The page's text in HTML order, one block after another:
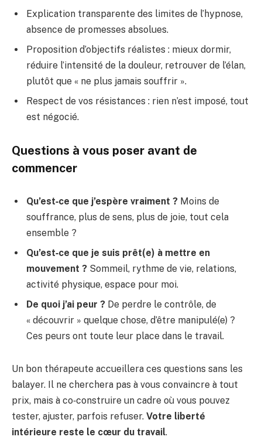
Explication transparente des limites de l’hypnose,
absence de promesses absolues.
Proposition d’objectifs réalistes : mieux dormir,
réduire l’intensité de la douleur, retrouver de l’élan,
plutôt que « ne plus jamais souffrir ».
Respect de vos résistances : rien n’est imposé, tout
est négocié.
Questions à vous poser avant de
commencer
Qu’est‑ce que j’espère vraiment ? Moins de
souffrance, plus de sens, plus de joie, tout cela
ensemble ?
Qu’est‑ce que je suis prêt(e) à mettre en
mouvement ? Sommeil, rythme de vie, relations,
activité physique, espace pour moi.
De quoi j’ai peur ? De perdre le contrôle, de
« découvrir » quelque chose, d’être manipulé(e) ?
Ces peurs ont toute leur place dans le travail.
Un bon thérapeute accueillera ces questions sans les
balayer. Il ne cherchera pas à vous convaincre à tout
prix, mais à co‑construire un cadre où vous pouvez
tester, ajuster, parfois refuser. Votre liberté
intérieure reste le cœur du travail.